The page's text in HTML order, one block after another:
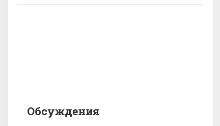
Обсуждения